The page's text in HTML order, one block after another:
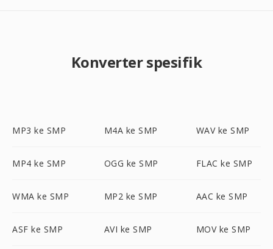
Konverter spesifik
MP3 ke SMP M4A ke SMP WAV ke SMP
MP4 ke SMP OGG ke SMP FLAC ke SMP
WMA ke SMP MP2 ke SMP AAC ke SMP
ASF ke SMP AVI ke SMP MOV ke SMP